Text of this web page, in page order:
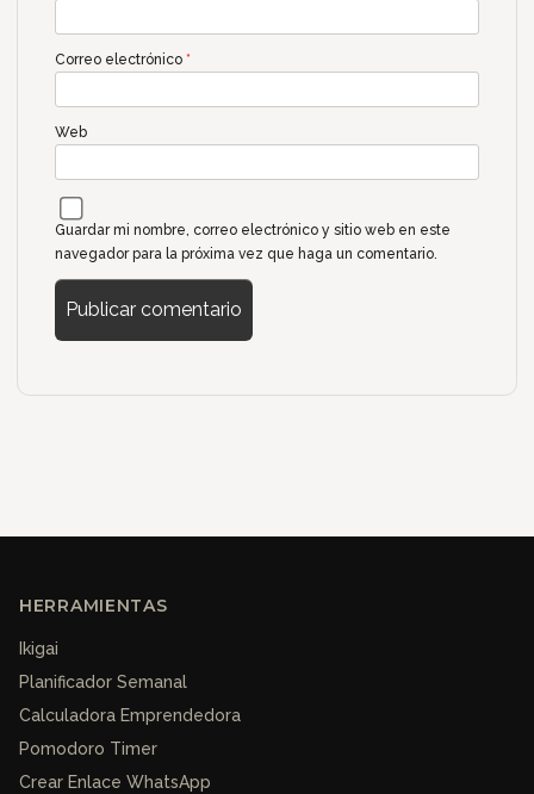
Correo electrónico *
Web
Guardar mi nombre, correo electrónico y sitio web en este
navegador para la próxima vez que haga un comentario.
HERRAMIENTAS
Ikigai
Planificador Semanal
Calculadora Emprendedora
Pomodoro Timer
Crear Enlace WhatsApp